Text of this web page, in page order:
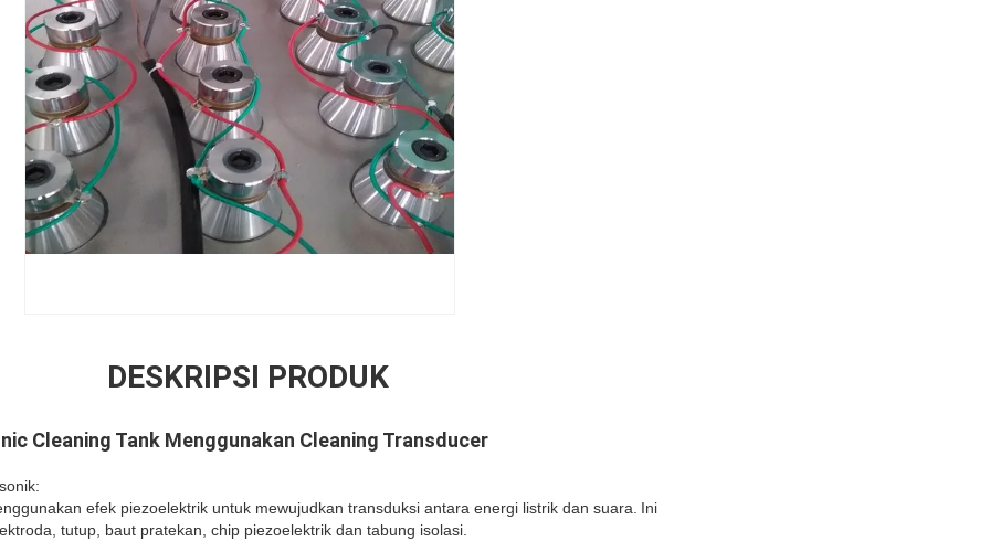
DESKRIPSI PRODUK
Cleaning Tank Menggunakan Cleaning Transducer
efek piezoelektrik untuk mewujudkan transduksi antara energi listrik dan suara. Ini
tutup, baut pratekan, chip piezoelektrik dan tabung isolasi.